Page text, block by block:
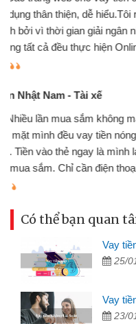
chiếc
gói
cần
thiệu cho bạn bè biết
Cấn
đến
đã
Có thể bạn quan
Vay
25/
Vay
23/